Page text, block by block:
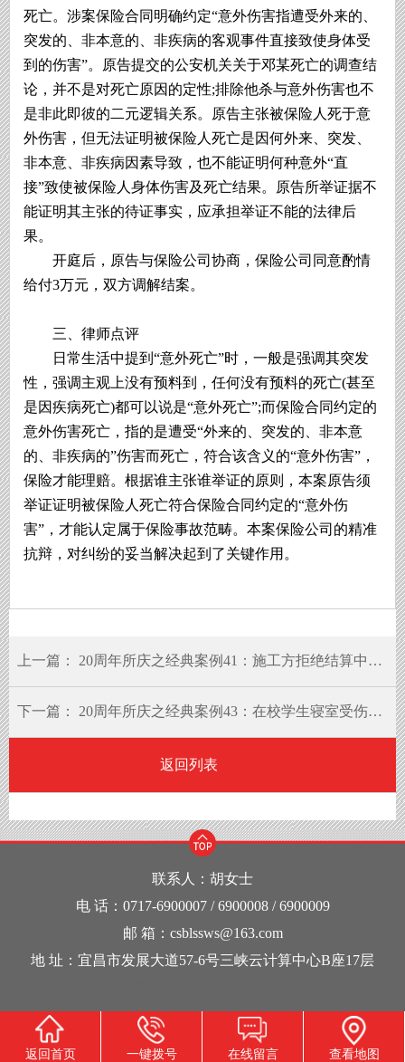
死亡。涉案保险合同明确约定“意外伤害指遭受外来的、
突发的、非本意的、非疾病的客观事件直接致使身体受
到的伤害”。原告提交的公安机关关于邓某死亡的调查结
论，并不是对死亡原因的定性;排除他杀与意外伤害也不
是非此即彼的二元逻辑关系。原告主张被保险人死于意
外伤害，但无法证明被保险人死亡是因何外来、突发、
非本意、非疾病因素导致，也不能证明何种意外“直
接”致使被保险人身体伤害及死亡结果。原告所举证据不
能证明其主张的待证事实，应承担举证不能的法律后
果。
开庭后，原告与保险公司协商，保险公司同意酌情
给付3万元，双方调解结案。
三、律师点评
日常生活中提到“意外死亡”时，一般是强调其突发
性，强调主观上没有预料到，任何没有预料的死亡(甚至
是因疾病死亡)都可以说是“意外死亡”;而保险合同约定的
意外伤害死亡，指的是遭受“外来的、突发的、非本意
的、非疾病的”伤害而死亡，符合该含义的“意外伤害”，
保险才能理赔。根据谁主张谁举证的原则，本案原告须
举证证明被保险人死亡符合保险合同约定的“意外伤
害”，才能认定属于保险事故范畴。本案保险公司的精准
抗辩，对纠纷的妥当解决起到了关键作用。
上一篇： 20周年所庆之经典案例41：施工方拒绝结算中途退场，发包方公证保全证据赢官司
下一篇： 20周年所庆之经典案例43：在校学生寝室受伤，床铺瑕疵学校担责
返回列表
联系人：胡女士
电 话：0717-6900007 / 6900008 / 6900009
邮 箱：csblssws@163.com
地 址：宜昌市发展大道57-6号三峡云计算中心B座17层
返回首页 一键拨号 在线留言 查看地图